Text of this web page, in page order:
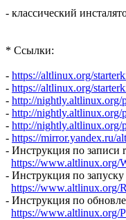
- классический
* Ссылки:
- https://altlinux.org/
- https://altlinux.org/
- http://nightly.altlinux.org/
- http://nightly.altlinux.org/
- http://nightly.altlinux.org/
- https://mirror.yandex.ru/
- Инструкция по записи
https://www.altlinux.org/
- Инструкция по запуску
https://www.altlinux.org/
- Инструкция по
https://www.altlinux.org/